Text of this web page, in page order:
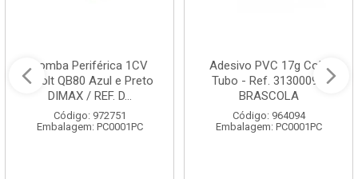
Bomba Periférica 1CV
Bivolt QB80 Azul e Preto
DIMAX / REF. D...
Código: 972751
Embalagem: PC0001PC
Adesivo PVC 17g Cola
Tubo - Ref. 3130009 -
BRASCOLA
Código: 964094
Embalagem: PC0001PC